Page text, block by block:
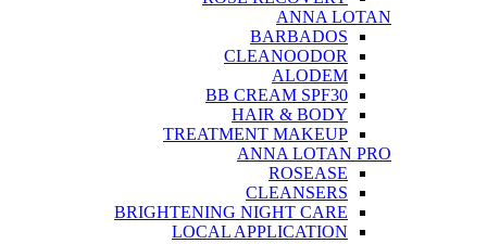
ANNA LOTAN
BARBADOS
CLEANOODOR
ALODEM
BB CREAM SPF30
HAIR & BODY
TREATMENT MAKEUP
ANNA LOTAN PRO
ROSEASE
CLEANSERS
BRIGHTENING NIGHT CARE
LOCAL APPLICATION